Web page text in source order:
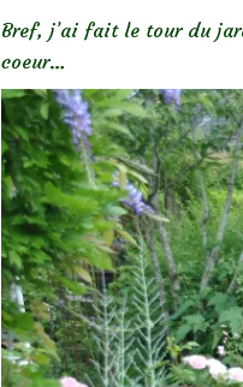
Bref, j’ai fait le tour du
coeur…